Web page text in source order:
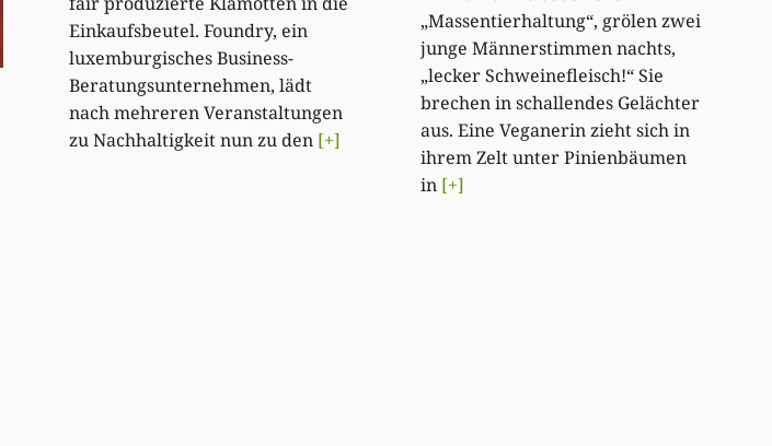
Einkaufsbeutel. Foundry, ein
luxemburgisches Business-
Beratungsunternehmen, lädt
nach mehreren Veranstaltungen
zu Nachhaltigkeit nun zu den [+]
„Massentierhaltung“, grölen zwei
junge Männerstimmen nachts,
„lecker Schweinefleisch!“ Sie
brechen in schallendes Gelächter
aus. Eine Veganerin zieht sich in
ihrem Zelt unter Pinienbäumen
in [+]